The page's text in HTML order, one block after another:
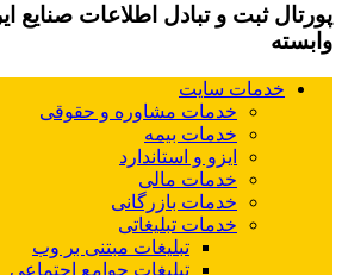
پورتال ثبت و تبادل اطلاعات صنایع
وابسته
خدمات سایت
خدمات مشاوره و حقوقی
خدمات بیمه
ایزو و استاندارد
خدمات مالی
خدمات بازرگانی
خدمات تبلیغاتی
تبلیغات مبتنی بر وب
تبلیغات جوامع اجتماعی